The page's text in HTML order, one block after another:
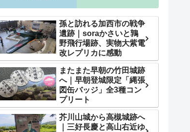
孫と訪れる加西市の戦争
遺跡｜soraかさいと鶉
野飛行場跡、実物大紫電
改レプリカに感動
またまた早朝の竹田城跡
へ｜早朝登城限定「縄張
図缶バッジ」全3種コン
プリート
芥川山城から高槻城跡へ
｜三好長慶と高山右近ゆ